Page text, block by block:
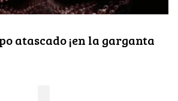
atascado ¡en la garganta